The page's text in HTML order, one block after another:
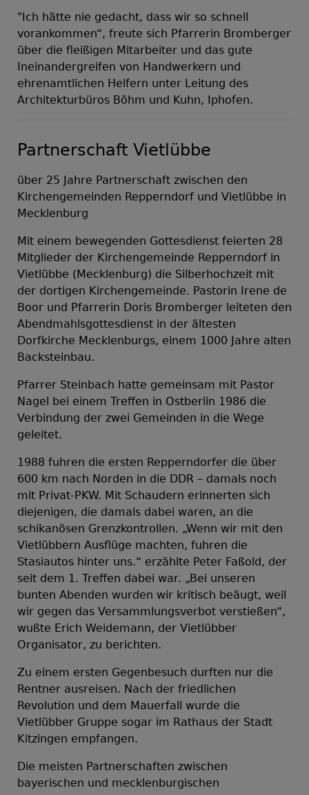
"Ich hätte nie gedacht, dass wir so schnell
vorankommen“, freute sich Pfarrerin Bromberger
über die fleißigen Mitarbeiter und das gute
Ineinandergreifen von Handwerkern und
ehrenamtlichen Helfern unter Leitung des
Architekturbüros Böhm und Kuhn, Iphofen.
Partnerschaft Vietlübbe
über 25 Jahre Partnerschaft zwischen den
Kirchengemeinden Repperndorf und Vietlübbe in
Mecklenburg
Mit einem bewegenden Gottesdienst feierten 28
Mitglieder der Kirchengemeinde Repperndorf in
Vietlübbe (Mecklenburg) die Silberhochzeit mit
der dortigen Kirchengemeinde. Pastorin Irene de
Boor und Pfarrerin Doris Bromberger leiteten den
Abendmahlsgottesdienst in der ältesten
Dorfkirche Mecklenburgs, einem 1000 Jahre alten
Backsteinbau.
Pfarrer Steinbach hatte gemeinsam mit Pastor
Nagel bei einem Treffen in Ostberlin 1986 die
Verbindung der zwei Gemeinden in die Wege
geleitet.
1988 fuhren die ersten Repperndorfer die über
600 km nach Norden in die DDR – damals noch
mit Privat-PKW. Mit Schaudern erinnerten sich
diejenigen, die damals dabei waren, an die
schikanösen Grenzkontrollen. „Wenn wir mit den
Vietlübbern Ausflüge machten, fuhren die
Stasiautos hinter uns.“ erzählte Peter Faßold, der
seit dem 1. Treffen dabei war. „Bei unseren
bunten Abenden wurden wir kritisch beäugt, weil
wir gegen das Versammlungsverbot verstießen“,
wußte Erich Weidemann, der Vietlübber
Organisator, zu berichten.
Zu einem ersten Gegenbesuch durften nur die
Rentner ausreisen. Nach der friedlichen
Revolution und dem Mauerfall wurde die
Vietlübber Gruppe sogar im Rathaus der Stadt
Kitzingen empfangen.
Die meisten Partnerschaften zwischen
bayerischen und mecklenburgischen